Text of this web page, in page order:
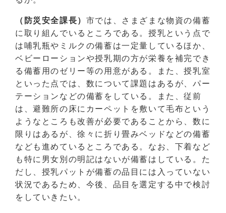
（防災安全課長） 市では、さまざまな物資の備蓄
に取り組んでいるところである。授乳という点で
は哺乳瓶やミルクの備蓄は一定量しているほか、
ベビーローションや授乳期の方が栄養を補完でき
る備蓄用のゼリー等の用意がある。また、授乳室
といった点では、数について課題はあるが、パー
テーションなどの備蓄をしている。また、従前
は、避難所の床にカーペットを敷いて毛布という
ようなところも改善が必要であることから、数に
限りはあるが、徐々に折り畳みベッドなどの備蓄
なども進めているところである。なお、下着など
も特に男女別の明記はないが備蓄はしている。た
だし、授乳パットが備蓄の品目には入っていない
状況であるため、今後、品目を選定する中で検討
をしていきたい。